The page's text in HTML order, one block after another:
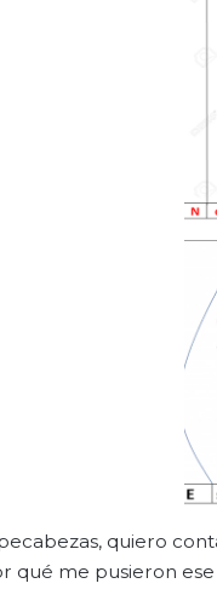
quiero
qué me pusieron